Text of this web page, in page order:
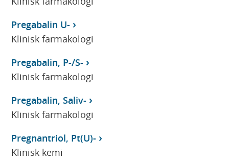
Pregabalin U-
Klinisk farmakologi
Pregabalin, P-/S-
Klinisk farmakologi
Pregabalin, Saliv-
Klinisk farmakologi
Pregnantriol, Pt(U)-
Klinisk kemi